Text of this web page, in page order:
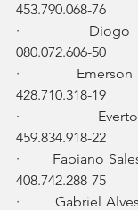
453.790.068-76
·       Diogo
080.072.606-50
·
428.710.318-19
·
459.834.918-22
·       Fabiano
408.742.288-75
·       Gabriel